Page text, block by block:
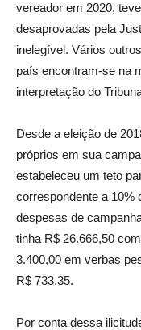
vereador em 2020,
desaprovadas pela
inelegível. Vários
país encontram-se na
interpretação do
Desde a eleição de
próprios em sua
estabeleceu um teto
correspondente a 10%
despesas de
tinha R$ 26.666,50
3.400,00 em verbas
R$ 733,35.
Por conta dessa